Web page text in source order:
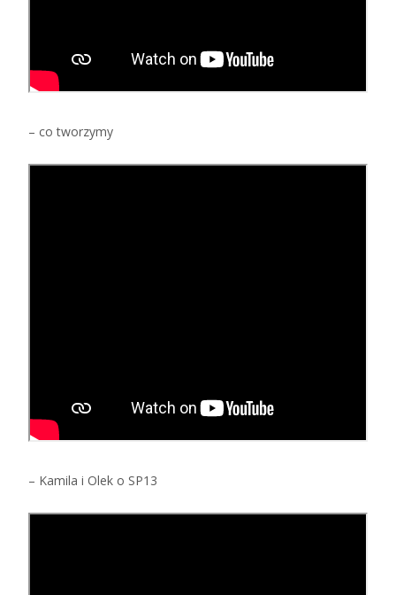
– co tworzymy
– Kamila i Olek o SP13